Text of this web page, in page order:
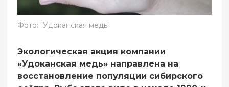
Фото: "Удоканская медь"
Экологическая акция компании
«Удоканская медь» направлена на
восстановление популяции сибирского